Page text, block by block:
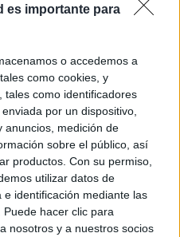
es importante para
o accedemos a
como cookies, y
tales como identificadores
por un dispositivo,
anuncios, medición de
sobre el público, así
productos. Con su permiso,
utilizar datos de
identificación mediante las
hacer clic para
nosotros y a nuestros socios